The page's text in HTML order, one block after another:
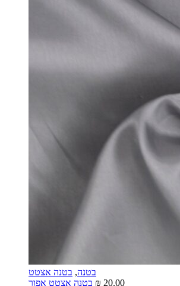
בטנה, בטנה אצטט
₪ 20.00